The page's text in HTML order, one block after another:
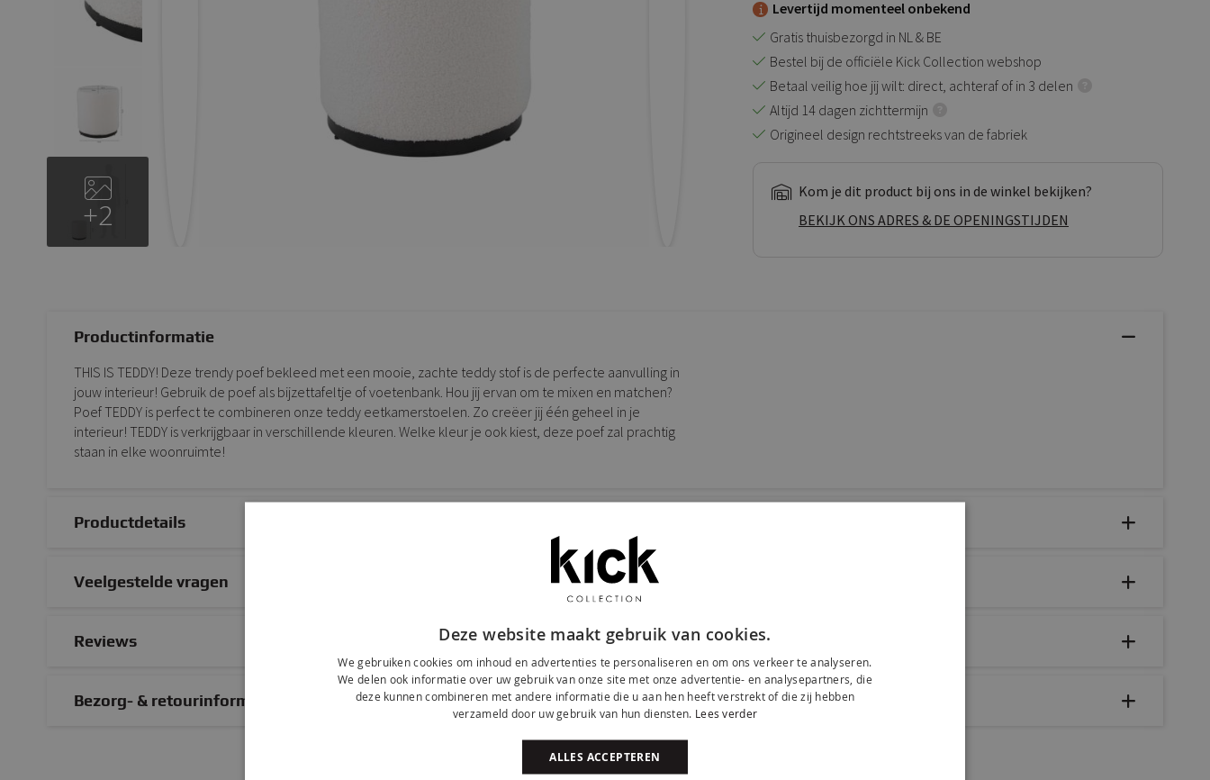
+2
Levertijd momenteel onbekend
Gratis thuisbezorgd in NL & BE
Bestel bij de officiële Kick Collection webshop
Betaal veilig hoe jij wilt: direct, achteraf of in 3 delen
Altijd 14 dagen zichttermijn
Origineel design rechtstreeks van de fabriek
Kom je dit product bij ons in de winkel bekijken?
BEKIJK ONS ADRES & DE OPENINGSTIJDEN
Productinformatie
THIS IS TEDDY! Deze trendy poef bekleed met een mooie, zachte teddy stof is de perfecte aanvulling in
jouw interieur! Gebruik de poef als bijzettafeltje of voetenbank. Hou jij ervan om te mixen en matchen?
Poef TEDDY is perfect te combineren onze teddy eetkamerstoelen. Zo creëer jij één geheel in je
interieur! TEDDY is verkrijgbaar in verschillende kleuren. Welke kleur je ook kiest, deze poef zal prachtig
staan in elke woonruimte!
Productdetails
Veelgestelde vragen
Reviews
Bezorg- & retourinformatie
Deze website maakt gebruik van cookies.
We gebruiken cookies om inhoud en advertenties te personaliseren en om ons verkeer te analyseren.
We delen ook informatie over uw gebruik van onze site met onze advertentie- en analysepartners, die
deze kunnen combineren met andere informatie die u aan hen heeft verstrekt of die zij hebben
verzameld door uw gebruik van hun diensten. Lees verder
ALLES ACCEPTEREN